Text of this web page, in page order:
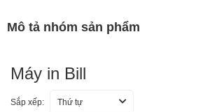
Mô tả nhóm sản phẩm
Máy in Bill
Sắp xếp: Thứ tự